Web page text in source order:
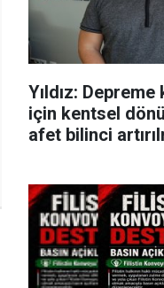
Yıldız:
için kentsel
afet bilinci